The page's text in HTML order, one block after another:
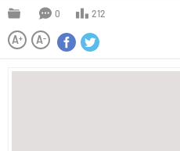
0 212
A+ A-